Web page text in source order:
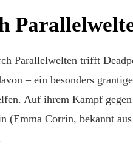
Parallelwelten trifft
– ein besonders
Auf ihrem Kampf
(Emma Corrin, bekannt